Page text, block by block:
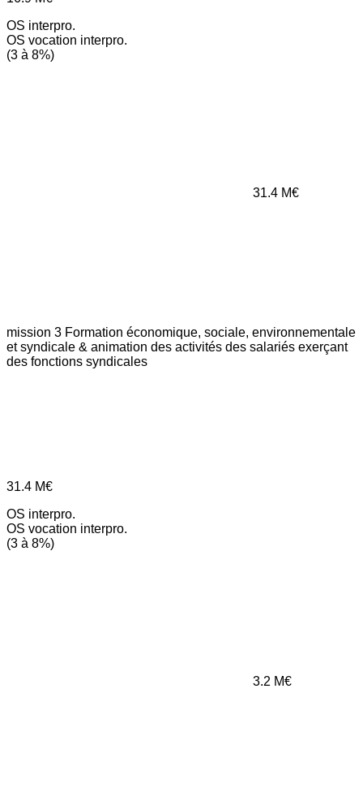
OS interpro.
OS vocation interpro.
(3 à 8%)
31.4 M€
mission 3 Formation économique, sociale, environnementale
et syndicale & animation des activités des salariés exerçant
des fonctions syndicales
31.4 M€
OS interpro.
OS vocation interpro.
(3 à 8%)
3.2 M€